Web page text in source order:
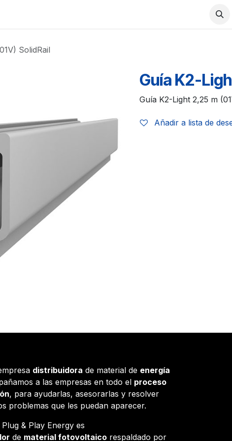
SolidRail
Guía K2-
Guía K2-Light 2,25 m
Añadir a lista de
distribuidora de material de energía
a las empresas en todo el proceso
, para ayudarlas, asesorarlas y resolver
problemas que les puedan aparecer.
& Play Energy es
de material fotovoltaico respaldado por